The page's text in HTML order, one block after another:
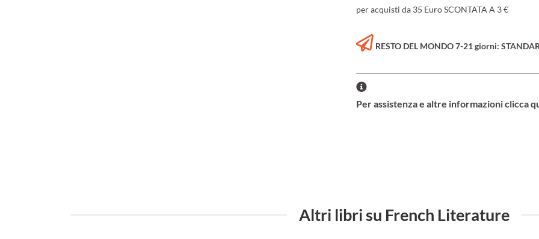
per acquisti da 35 Euro SCONTATA A 3 €
RESTO DEL MONDO 7-21 giorni:
Per assistenza e altre informazioni clicca
Altri libri su French Literature